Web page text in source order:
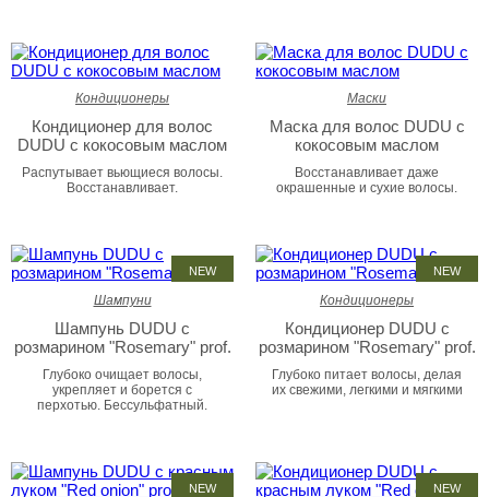
Кондиционеры
Кондиционер для волос
DUDU с кокосовым маслом
Распутывает вьющиеся волосы.
Восстанавливает.
Маски
Маска для волос DUDU с
кокосовым маслом
Восстанавливает даже
окрашенные и сухие волосы.
NEW
Шампуни
Шампунь DUDU с
розмарином "Rosemary" prof.
Глубоко очищает волосы,
укрепляет и борется с
перхотью. Бессульфатный.
NEW
Кондиционеры
Кондиционер DUDU с
розмарином "Rosemary" prof.
Глубоко питает волосы, делая
их свежими, легкими и мягкими
NEW NEW